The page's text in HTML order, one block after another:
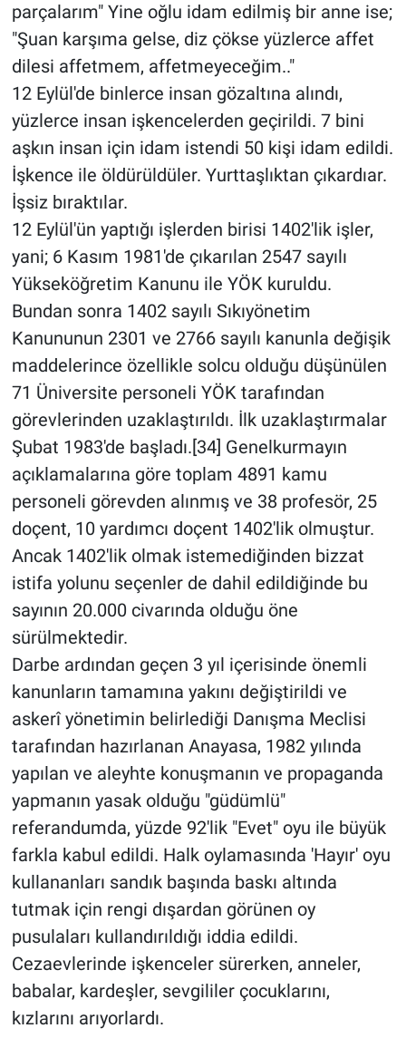
parçalarım" Yine oğlu idam edilmiş bir anne ise;
"Şuan karşıma gelse, diz çökse yüzlerce affet
dilesi affetmem, affetmeyeceğim.."
12 Eylül'de binlerce insan gözaltına alındı,
yüzlerce insan işkencelerden geçirildi. 7 bini
aşkın insan için idam istendi 50 kişi idam edildi.
İşkence ile öldürüldüler. Yurttaşlıktan çıkardıar.
İşsiz bıraktılar.
12 Eylül'ün yaptığı işlerden birisi 1402'lik işler,
yani; 6 Kasım 1981'de çıkarılan 2547 sayılı
Yükseköğretim Kanunu ile YÖK kuruldu.
Bundan sonra 1402 sayılı Sıkıyönetim
Kanununun 2301 ve 2766 sayılı kanunla değişik
maddelerince özellikle solcu olduğu düşünülen
71 Üniversite personeli YÖK tarafından
görevlerinden uzaklaştırıldı. İlk uzaklaştırmalar
Şubat 1983'de başladı.[34] Genelkurmayın
açıklamalarına göre toplam 4891 kamu
personeli görevden alınmış ve 38 profesör, 25
doçent, 10 yardımcı doçent 1402'lik olmuştur.
Ancak 1402'lik olmak istemediğinden bizzat
istifa yolunu seçenler de dahil edildiğinde bu
sayının 20.000 civarında olduğu öne
sürülmektedir.
Darbe ardından geçen 3 yıl içerisinde önemli
kanunların tamamına yakını değiştirildi ve
askerî yönetimin belirlediği Danışma Meclisi
tarafından hazırlanan Anayasa, 1982 yılında
yapılan ve aleyhte konuşmanın ve propaganda
yapmanın yasak olduğu "güdümlü"
referandumda, yüzde 92'lik "Evet" oyu ile büyük
farkla kabul edildi. Halk oylamasında 'Hayır' oyu
kullananları sandık başında baskı altında
tutmak için rengi dışardan görünen oy
pusulaları kullandırıldığı iddia edildi.
Cezaevlerinde işkenceler sürerken, anneler,
babalar, kardeşler, sevgililer çocuklarını,
kızlarını arıyorlardı.